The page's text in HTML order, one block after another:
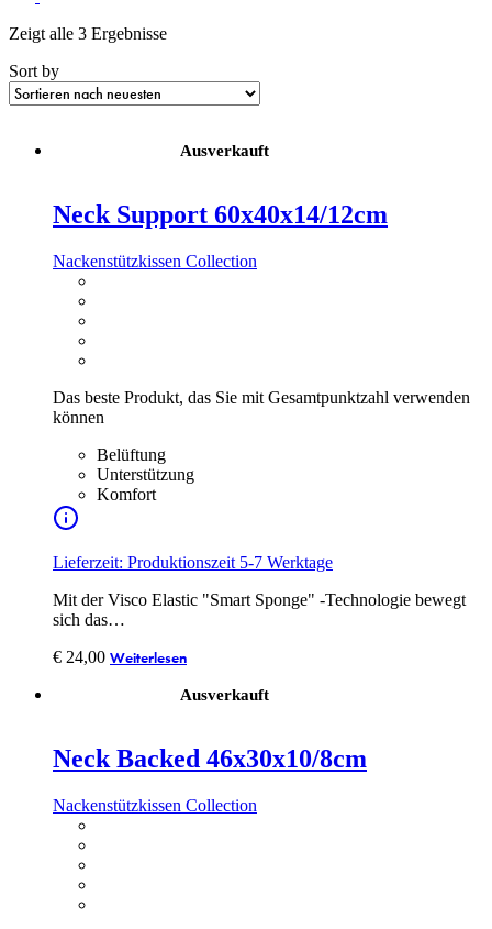
180x210
80x220
160x220
Zeigt alle 3 Ergebnisse
Sort by
Ausverkauft
Neck Support 60x40x14/12cm
Nackenstützkissen Collection
Das beste Produkt, das Sie mit Gesamtpunktzahl verwenden
können
Belüftung
Unterstützung
Komfort
Lieferzeit: Produktionszeit 5-7 Werktage
Mit der Visco Elastic "Smart Sponge" -Technologie bewegt
sich das…
€ 24,00 Weiterlesen
Ausverkauft
Neck Backed 46x30x10/8cm
Nackenstützkissen Collection